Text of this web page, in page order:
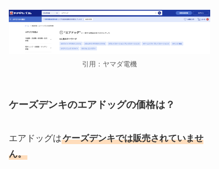
エアーかおるの種類とおすすめ
は？人気タオルシリーズを完全ガ
口コミは？対象年齢やかずのすけ
引用：ヤマダ電機
ケーズデンキのエアドッグの価格は？
エアドッグはケーズデンキでは販売されていませ
ん。